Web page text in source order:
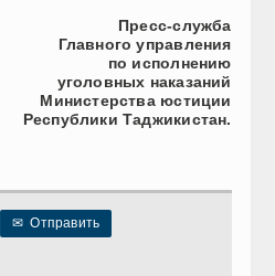
Пресс-служба
Главного управления
уголовных наказаний
юстиции
Республики Таджикистан.
✉ Отправить